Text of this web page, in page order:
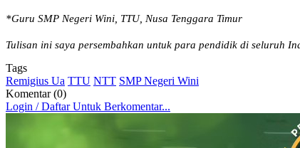
*Guru SMP Negeri Wini, TTU, Nusa Tenggara Timur
Tulisan ini saya persembahkan untuk para pendidik di seluruh
Tags
Remigius Ua TTU NTT SMP Negeri Wini
Komentar (0)
Login / Daftar Untuk Berkomentar...